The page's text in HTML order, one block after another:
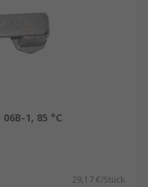
1, 85 °C
29,17 €/Stück